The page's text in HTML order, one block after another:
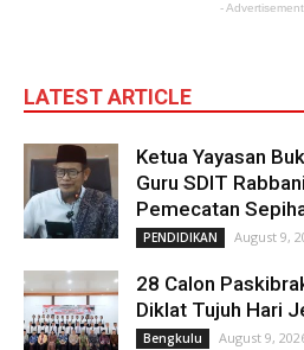
-
LATEST ARTICLE
Ketua Yayasan
Guru SDIT
Pemecatan
PENDIDIKAN August 9,
28 Calon
Diklat Tujuh Hari
Bengkulu August 9,